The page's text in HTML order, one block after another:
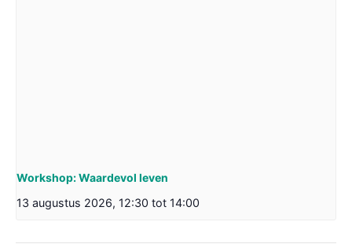
Workshop: Waardevol leven
13 augustus 2026, 12:30 tot 14:00